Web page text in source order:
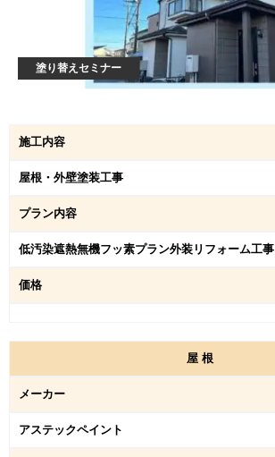
塗り替えセミナー
施工内容
屋根・外壁塗装工事
プラン内容
低汚染遮熱無機フッ素プラン外装リフォーム工事
価格
屋 根
メーカー
アステックペイント